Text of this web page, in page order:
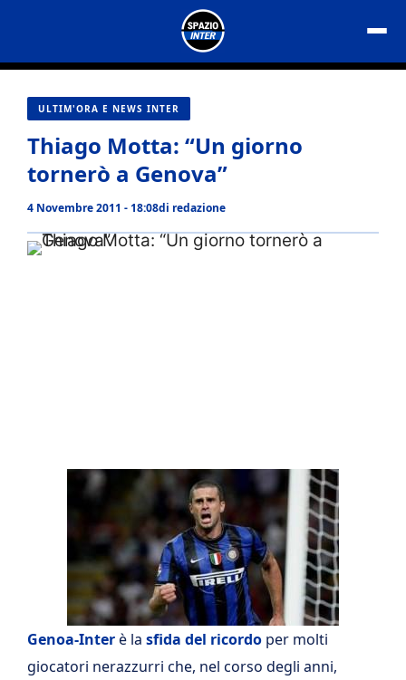
contenuto
ULTIM'ORA E NEWS INTER
Thiago Motta: “Un giorno
tornerò a Genova”
4 Novembre 2011 - 18:08di redazione
Genoa-Interè la sfida del ricordo per molti
giocatori nerazzurri che, nel corso degli anni,